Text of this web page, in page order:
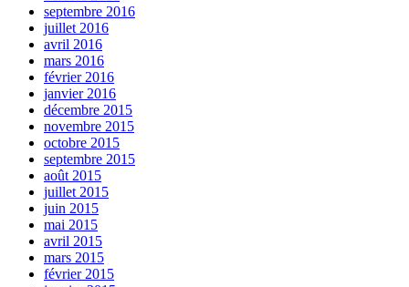
septembre 2016
juillet 2016
avril 2016
mars 2016
février 2016
janvier 2016
décembre 2015
novembre 2015
octobre 2015
septembre 2015
août 2015
juillet 2015
juin 2015
mai 2015
avril 2015
mars 2015
février 2015